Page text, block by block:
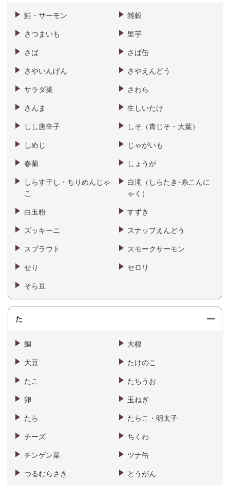
鮭・サーモン 雑穀
さつまいも 里芋
さば さば缶
さやいんげん さやえんどう
サラダ菜 さわら
さんま 生しいたけ
しし唐辛子 しそ（青じそ・大葉）
しめじ じゃがいも
春菊 しょうが
しらす干し・ちりめんじゃ
こ
白滝（しらたき･糸こんに
ゃく）
白玉粉 すずき
ズッキーニ スナップえんどう
スプラウト スモークサーモン
せり セロリ
そら豆
た
鯛 大根
大豆 たけのこ
たこ たちうお
卵 玉ねぎ
たら たらこ・明太子
チーズ ちくわ
チンゲン菜 ツナ缶
つるむらさき とうがん